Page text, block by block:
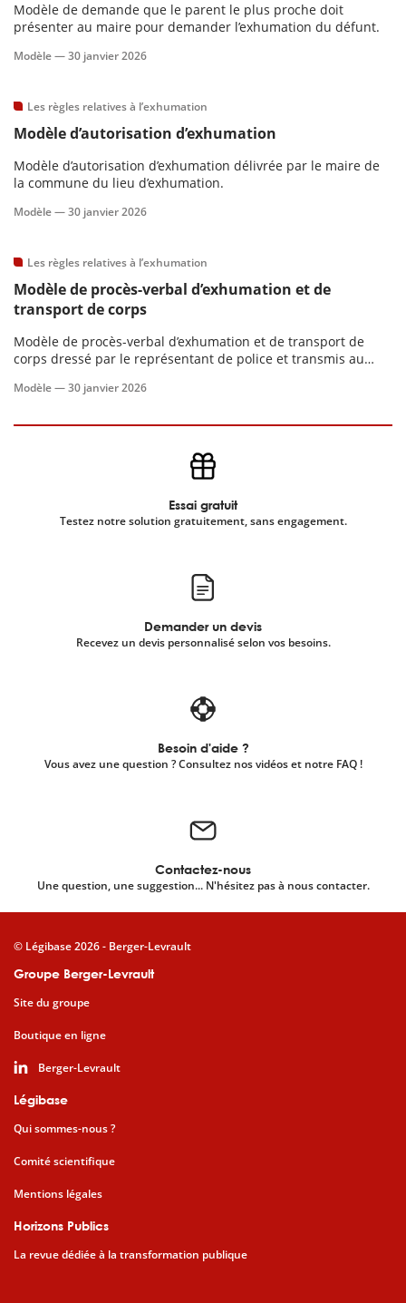
Modèle de demande que le parent le plus proche doit
présenter au maire pour demander l’exhumation du défunt.
Modèle —30 janvier 2026
Les règles relatives à l’exhumation
Modèle d’autorisation d’exhumation
Modèle d’autorisation d’exhumation délivrée par le maire de
la commune du lieu d’exhumation.
Modèle —30 janvier 2026
Les règles relatives à l’exhumation
Modèle de procès-verbal d’exhumation et de
transport de corps
Modèle de procès-verbal d’exhumation et de transport de
corps dressé par le représentant de police et transmis au
de surveillance des opérations.
Modèle —30 janvier 2026
Essai gratuit
Testez notre solution gratuitement, sans engagement.
Demander un devis
Recevez un devis personnalisé selon vos besoins.
Besoin d'aide ?
Vous avez une question ? Consultez nos vidéos et notre FAQ !
Contactez-nous
Une question, une suggestion... N'hésitez pas à nous contacter.
Groupe Berger-Levrault
Site du groupe
Boutique en ligne
Berger-Levrault
Légibase
Qui sommes-nous ?
Comité scientifique
Mentions légales
Horizons Publics
La revue dédiée à la transformation publique
© Légibase 2026 - Berger-Levrault